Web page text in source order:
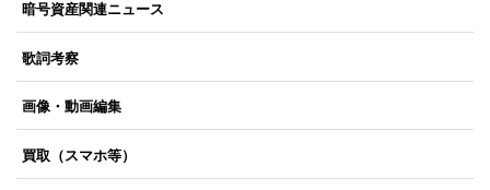
暗号資産関連ニュース
歌詞考察
画像・動画編集
買取（スマホ等）